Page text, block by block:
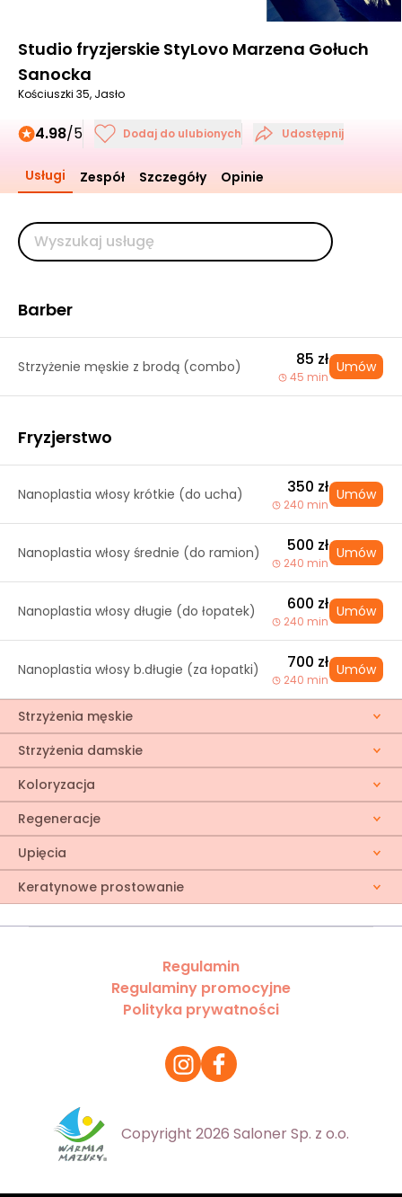
Studio fryzjerskie StyLovo Marzena Gołuch
Sanocka
Kościuszki 35, Jasło
4.98/5 Dodaj do ulubionych Udostępnij
Usługi Zespół Szczegóły Opinie
Barber
Strzyżenie męskie z brodą (combo) 85 zł
45 min
Umów
Fryzjerstwo
Nanoplastia włosy krótkie (do ucha) 350 zł
240 min
Umów
Nanoplastia włosy średnie (do ramion) 500 zł
240 min
Umów
Nanoplastia włosy długie (do łopatek) 600 zł
240 min
Umów
Nanoplastia włosy b.długie (za łopatki) 700 zł
240 min
Umów
Strzyżenia męskie
Strzyżenia damskie
Koloryzacja
Regeneracje
Upięcia
Keratynowe prostowanie
Regulamin
Regulaminy promocyjne
Polityka prywatności
Copyright 2026 Saloner Sp. z o.o.